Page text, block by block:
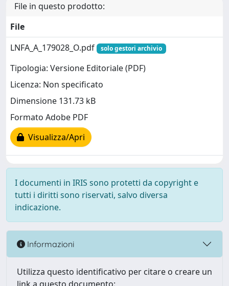
File in questo prodotto:
File
LNFA_A_179028_O.pdf
solo gestori archivio
Tipologia: Versione Editoriale (PDF)
Licenza: Non specificato
Dimensione 131.73 kB
Formato Adobe PDF
Visualizza/Apri
I documenti in IRIS sono protetti da copyright e
tutti i diritti sono riservati, salvo diversa
indicazione.
Informazioni
Utilizza questo identificativo per citare o creare un